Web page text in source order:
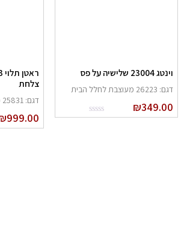
23004 שלישיה על פס
מעוצבת לחלל הבית
₪
צלחת
דגם: 25831 מעוצבת לחלל הבית
₪999.00